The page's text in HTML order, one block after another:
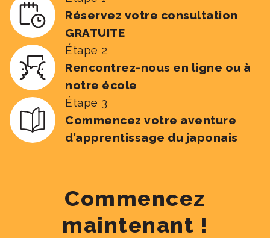
dorayaki, et bien plus encore !
Réservez votre consultation
GRATUITE
Étape 2
Rencontrez-nous en ligne ou à
notre école
Étape 3
Commencez votre aventure
d’apprentissage du japonais
Commencez
maintenant !